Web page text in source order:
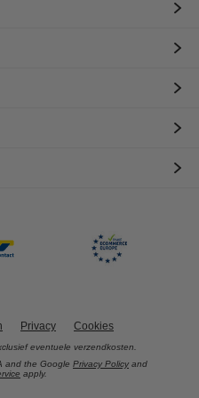
Privacy Cookies
eventuele verzendkosten.
and the Google Privacy Policy and
apply.